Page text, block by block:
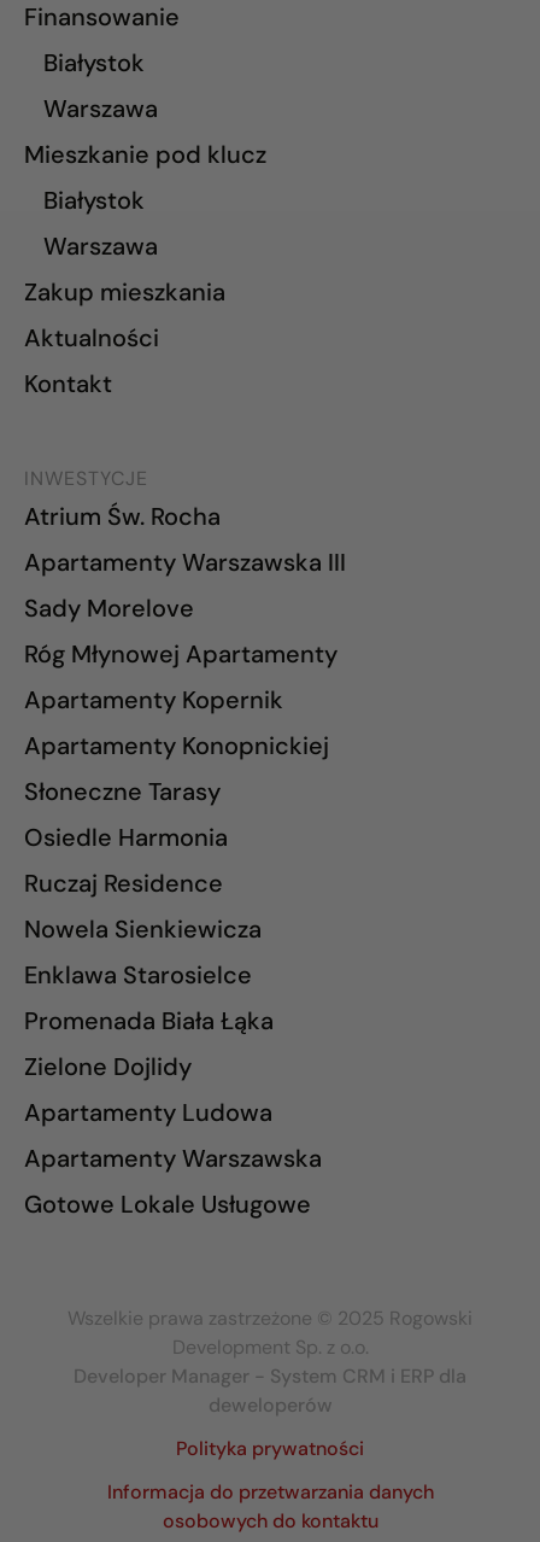
Finansowanie
Białystok
Warszawa
Mieszkanie pod klucz
Białystok
Warszawa
Zakup mieszkania
Aktualności
Kontakt
INWESTYCJE
Atrium Św. Rocha
Apartamenty Warszawska III
Sady Morelove
Róg Młynowej Apartamenty
Apartamenty Kopernik
Apartamenty Konopnickiej
Słoneczne Tarasy
Osiedle Harmonia
Ruczaj Residence
Nowela Sienkiewicza
Enklawa Starosielce
Promenada Biała Łąka
Zielone Dojlidy
Apartamenty Ludowa
Apartamenty Warszawska
Gotowe Lokale Usługowe
Wszelkie prawa zastrzeżone © 2025 Rogowski
Development Sp. z o.o.
Developer Manager - System CRM i ERP dla
deweloperów
Polityka prywatności
Informacja do przetwarzania danych
osobowych do kontaktu